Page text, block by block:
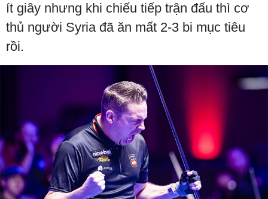
ít giây nhưng khi chiếu tiếp trận đấu thì cơ
thủ người Syria đã ăn mất 2-3 bi mục tiêu
rồi.